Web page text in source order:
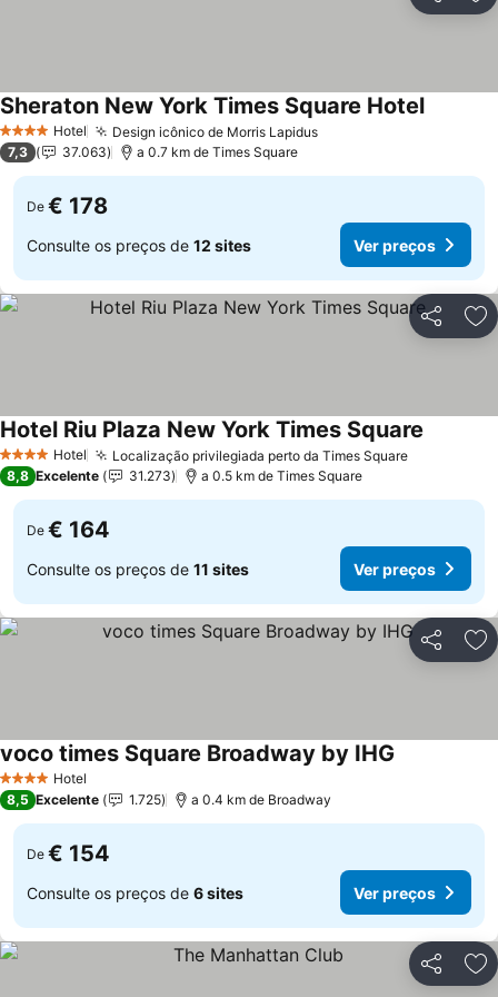
4 EstrelasHotel Design icônico de Morris LapidusVer preços
Sheraton New York Times Square HotelVer
7,3 37.063 a 0.7 km de Times Square
De € 178
Consulte os preços de 12 sites Ver preços
Partilhar
4 EstrelasHotel Localização privilegiada perto da Times SquareVer preços
Hotel Riu Plaza New York Times Square
8,8 Excelente 31.273 a 0.5 km de Times Square
De € 164
Consulte os preços de 11 sites Ver preços
Partilhar
4 EstrelasHotel
voco times Square Broadway by IHG
8,5 Excelente 1.725 a 0.4 km de Broadway
De € 154
Consulte os preços de 6 sites Ver preços
Partilhar